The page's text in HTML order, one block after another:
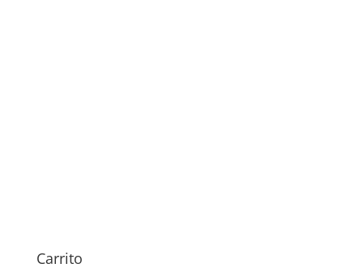
Carrito